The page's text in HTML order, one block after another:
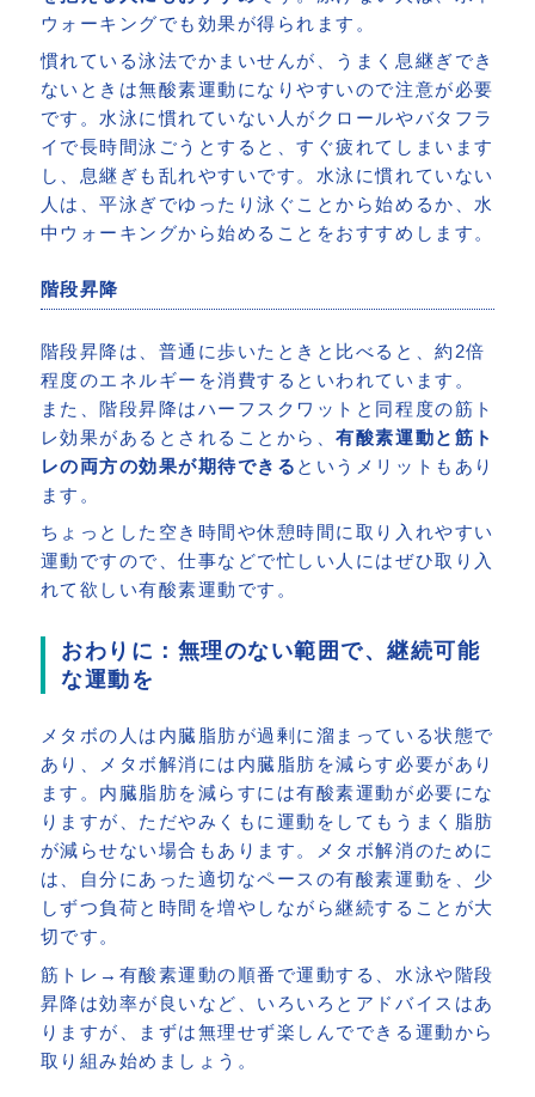
ウォーキングでも効果が得られます。
慣れている泳法でかまいせんが、うまく息継ぎでき
ないときは無酸素運動になりやすいので注意が必要
です。水泳に慣れていない人がクロールやバタフラ
イで長時間泳ごうとすると、すぐ疲れてしまいます
し、息継ぎも乱れやすいです。水泳に慣れていない
人は、平泳ぎでゆったり泳ぐことから始めるか、水
中ウォーキングから始めることをおすすめします。
階段昇降
階段昇降は、普通に歩いたときと比べると、約2倍
程度のエネルギーを消費するといわれています。
また、階段昇降はハーフスクワットと同程度の筋ト
レ効果があるとされることから、有酸素運動と筋ト
レの両方の効果が期待できる というメリットもあり
ます。
ちょっとした空き時間や休憩時間に取り入れやすい
運動ですので、仕事などで忙しい人にはぜひ取り入
れて欲しい有酸素運動です。
おわりに：無理のない範囲で、継続可能
な運動を
メタボの人は内臓脂肪が過剰に溜まっている状態で
あり、メタボ解消には内臓脂肪を減らす必要があり
ます。内臓脂肪を減らすには有酸素運動が必要にな
りますが、ただやみくもに運動をしてもうまく脂肪
が減らせない場合もあります。メタボ解消のために
は、自分にあった適切なペースの有酸素運動を、少
しずつ負荷と時間を増やしながら継続することが大
切です。
筋トレ→有酸素運動の順番で運動する、水泳や階段
昇降は効率が良いなど、いろいろとアドバイスはあ
りますが、まずは無理せず楽しんでできる運動から
取り組み始めましょう。